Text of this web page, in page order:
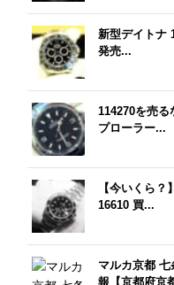
新型デイトナ
発売...
114270を売
プローラー...
【今いくら
16610 買...
マルカ京都
報【京都府京